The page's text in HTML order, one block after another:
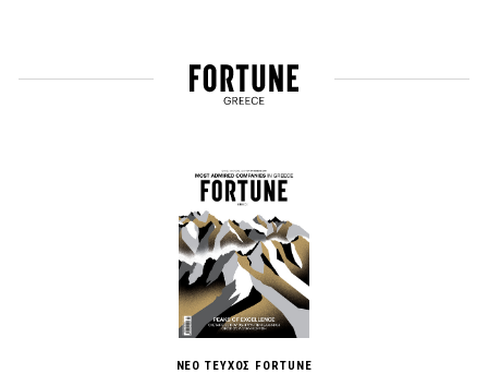
ΝΕΟ ΤΕΥΧΟΣ FORTUNE